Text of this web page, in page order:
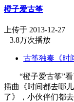
橙子爱古筝
上传于 2013-12-27
3.8万次播放
古筝独奏《时
“橙子爱古筝”看
插曲《时间都去哪
了》，小伙伴们都去